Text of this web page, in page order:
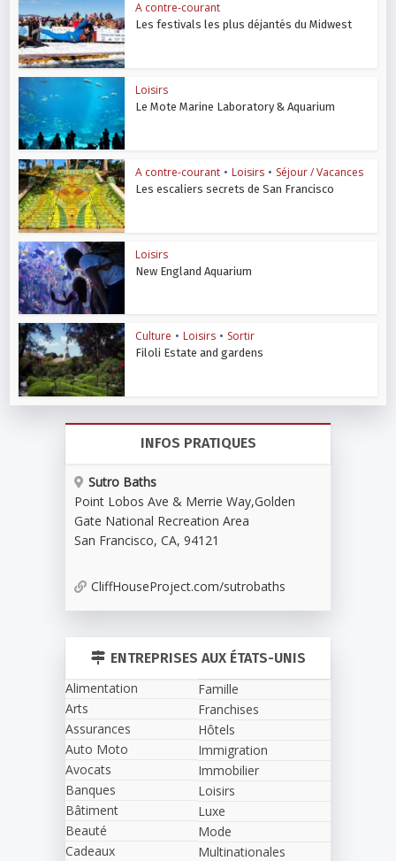
A contre-courant
Les festivals les plus déjantés du Midwest
Loisirs
Le Mote Marine Laboratory & Aquarium
A contre-courant • Loisirs • Séjour / Vacances
Les escaliers secrets de San Francisco
Loisirs
New England Aquarium
Culture • Loisirs • Sortir
Filoli Estate and gardens
INFOS PRATIQUES
Sutro Baths
Point Lobos Ave & Merrie Way,Golden
Gate National Recreation Area
San Francisco, CA, 94121
CliffHouseProject.com/sutrobaths
ENTREPRISES AUX ÉTATS-UNIS
Alimentation
Arts
Assurances
Auto Moto
Avocats
Banques
Bâtiment
Beauté
Cadeaux
Famille
Franchises
Hôtels
Immigration
Immobilier
Loisirs
Luxe
Mode
Multinationales